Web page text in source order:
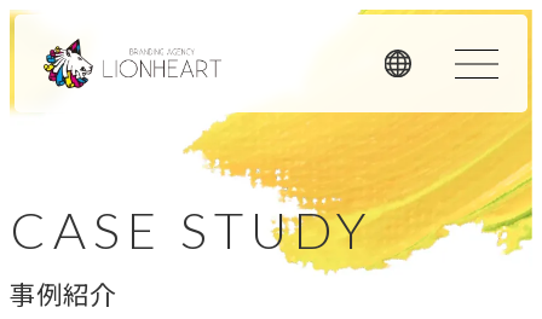
私たちの独自性
私たちは独自のメソッドと理念経営、そして顧客体験を重
視したアプローチで、お客様のビジネスに価値を提供しま
CASE STUDY
事例紹介